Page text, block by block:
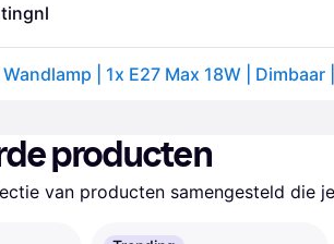
| 1x E27 Max 18W | Dimbaar
producten
van producten samengesteld die